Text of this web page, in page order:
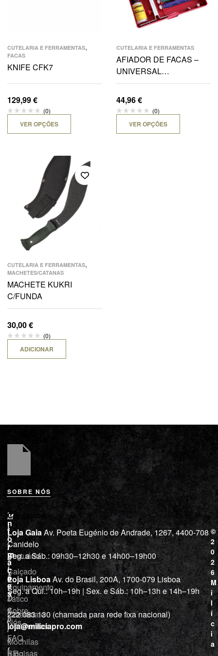
CUTELARIA E FERRAMENTAS,
FACAS
KNIFE CFK7
129,99€
(0)
VER OPÇÕES
CUTELARIA E FERRAMENTAS
AFIADOR DE FACAS –
UNIVERSAL
SHARPENING SYSTM
44,96€
(0)
VER OPÇÕES
CUTELARIA E FERRAMENTAS,
MACHETES/CATANAS
MACHETE KUKRI
C/FUNDA
30,00€
(0)
ADICIONAR
SOBRE NÓS
M
i
l
í
c
i
a
“
D
e
p
r
o
f
L
o
j
a
Vestuário
Calçado
Equipamento
Tático
Cutelaria e
ferramentas
Mochilas
e Bolsas
I
n
f
o
r
m
a
ç
õ
e
s
Sobre
Nós
FAQ
Blog
Contactos
Loja GaiaAv. Poeta Eugénio de Andrade, 1267, 4400-708
Canidelo
Seg. a Sáb.: 09h30–12h30 e 14h00–19h00
Loja LisboaAv. do Brasil, 200A, 1700-079 Lisboa
Seg. a Qui.: 10h–19h | Sex. e Sáb.: 10h–13h e 14h–19h
222 083 130 (chamada para rede fixa nacional)
loja@miliciapro.com
©
2
0
2
6
M
i
l
í
c
i
a
,